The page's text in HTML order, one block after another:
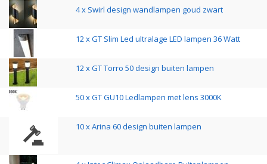
4 x Swirl design wandlampen goud zwart
12 x GT Slim Led ultralage LED lampen 36 Watt
12 x GT Torro 50 design buiten lampen
50 x GT GU10 Ledlampen met lens 3000K
10 x Arina 60 design buiten lampen